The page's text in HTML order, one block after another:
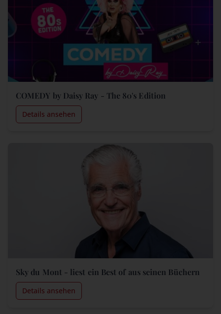
COMEDY by Daisy Ray - The 80's Edition
Details ansehen
Sky du Mont - liest ein Best of aus seinen Büchern
Details ansehen